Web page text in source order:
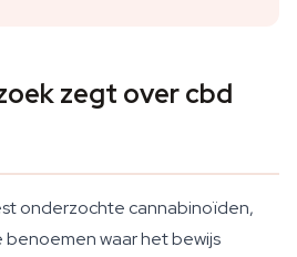
zegt over cbd
onderzochte cannabinoïden,
benoemen waar het bewijs